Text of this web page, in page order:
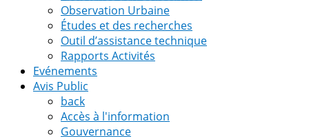
Observation Urbaine
Études et des recherches
Outil d’assistance technique
Rapports Activités
Evénements
Avis Public
back
Accès à l'information
Gouvernance